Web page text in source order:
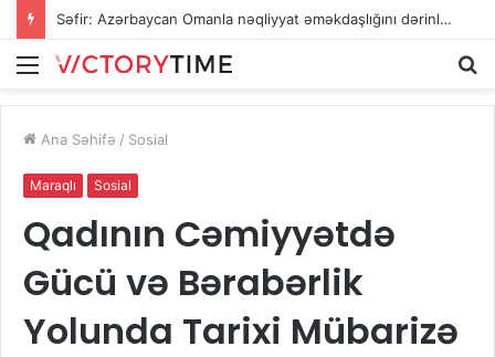
Səfir: Azərbaycan Omanla nəqliyyat əməkdaşlığını dərinləşdirməyə hazırdır
Menu
Ana Səhifə / Sosial
Maraqlı Sosial
Qadının Cəmiyyətdə
Gücü və Bərabərlik
Yolunda Tarixi Mübarizə